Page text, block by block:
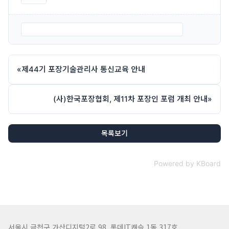
«제44기 포장기술관리사 통신교육 안내
(사)한국포장협회, 제11차 포장인 포럼 개최 안내»
목록보기
Powered by KBoard
서울시 금천구 가산디지털2로 98, 롯데IT캐슬 1동 317호